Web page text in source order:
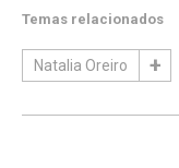
Temas relacionados
Natalia Oreiro